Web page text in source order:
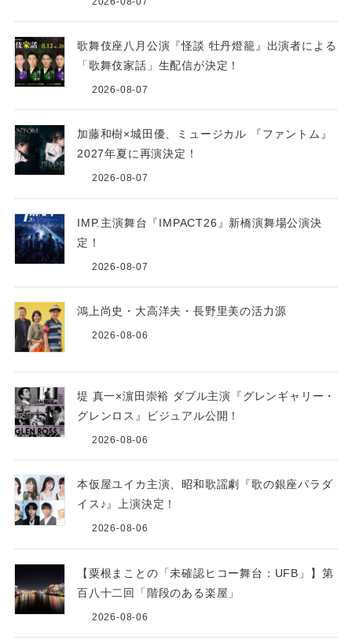
歌舞伎座八月公演『怪談 牡丹燈籠』出演者による
「歌舞伎家話」生配信が決定！
2026-08-07
加藤和樹×城田優、ミュージカル 『ファントム』
2027年夏に再演決定！
2026-08-07
IMP.主演舞台『IMPACT26』新橋演舞場公演決
定！
2026-08-07
鴻上尚史・大高洋夫・長野里美の活力源
2026-08-06
堤 真一×濵田崇裕 ダブル主演『グレンギャリー・
グレンロス』ビジュアル公開！
2026-08-06
本仮屋ユイカ主演、昭和歌謡劇『歌の銀座パラダ
イス♪』上演決定！
2026-08-06
【粟根まことの「未確認ヒコー舞台：UFB」】第
百八十二回「階段のある楽屋」
2026-08-06